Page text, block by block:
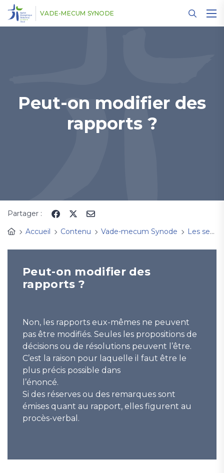
VADE-MECUM SYNODE
Peut-on modifier des
rapports ?
Partager :
Accueil
Contenu Vade-mecum Synode Les sessions synodales
Peut-on modifier des
rapports ?
Non, les rapports eux-mêmes ne peuvent
pas être modifiés. Seules les propositions de
décisions ou de résolutions peuvent l’être.
C’est la raison pour laquelle il faut être le
plus précis possible dans
l’énoncé.
Si des réserves ou des remarques sont
émises quant au rapport, elles figurent au
procès-verbal.
Panneau de gestion des cookies